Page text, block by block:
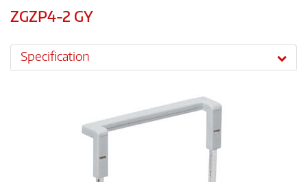
ZGZP4-2 GY
Specification